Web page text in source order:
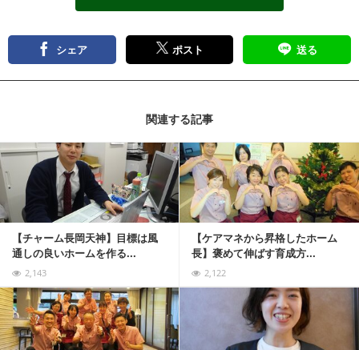
シェア ポスト 送る
関連する記事
【チャーム長岡天神】目標は風
通しの良いホームを作る...
2,143
【ケアマネから昇格したホーム
長】褒めて伸ばす育成方...
2,122
記事を読む
記事を読む